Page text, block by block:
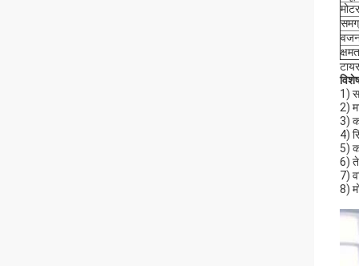
1)
2)
3)
4)
5)
6)
7)
8)